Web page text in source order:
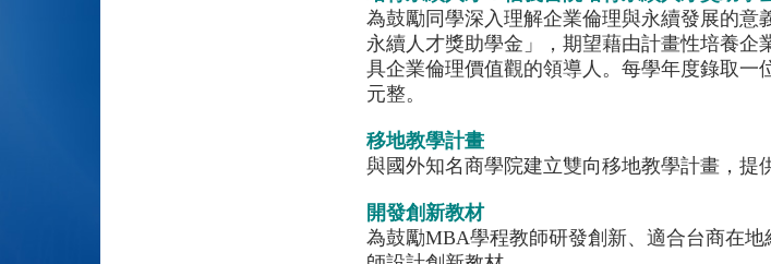
為鼓勵同學深入理解企業倫理與永續發展的
永續人才獎助學金」，期望藉由計畫性培養
具企業倫理價值觀的領導人。每學年度錄取
元整。
移地教學計畫
與國外知名商學院建立雙向移地教學計畫，提
開發創新教材
為鼓勵MBA學程教師研發創新、適合台商在